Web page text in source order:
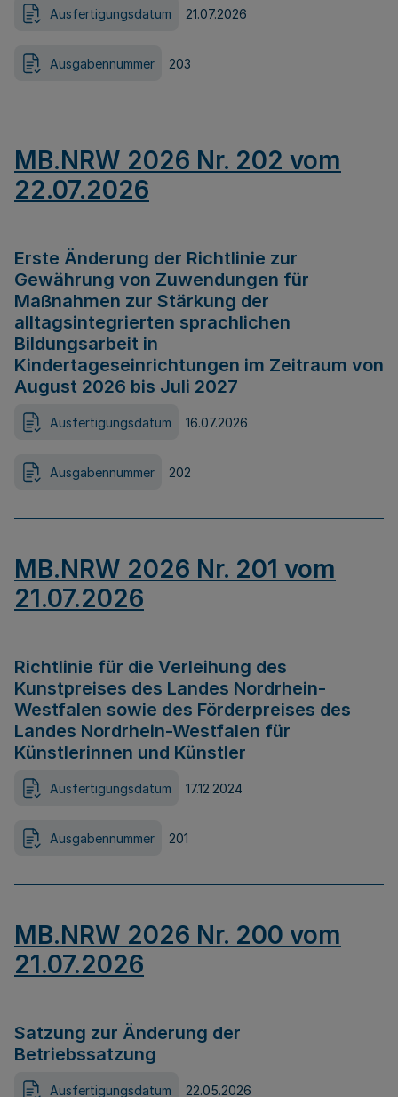
Ausfertigungsdatum 21.07.2026
Ausgabennummer 203
MB.NRW 2026 Nr. 202 vom
22.07.2026
Erste Änderung der Richtlinie zur
Gewährung von Zuwendungen für
Maßnahmen zur Stärkung der
alltagsintegrierten sprachlichen
Bildungsarbeit in
Kindertageseinrichtungen im Zeitraum von
August 2026 bis Juli 2027
Ausfertigungsdatum 16.07.2026
Ausgabennummer 202
MB.NRW 2026 Nr. 201 vom
21.07.2026
Richtlinie für die Verleihung des
Kunstpreises des Landes Nordrhein-
Westfalen sowie des Förderpreises des
Landes Nordrhein-Westfalen für
Künstlerinnen und Künstler
Ausfertigungsdatum 17.12.2024
Ausgabennummer 201
MB.NRW 2026 Nr. 200 vom
21.07.2026
Satzung zur Änderung der
Betriebssatzung
Ausfertigungsdatum 22.05.2026